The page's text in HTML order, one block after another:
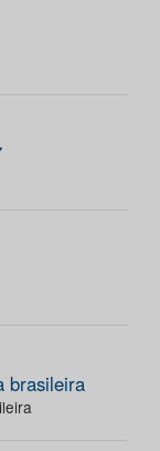
brasileira